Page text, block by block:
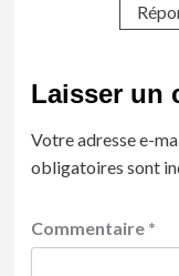
Laisser un
Votre adresse e-
obligatoires sont
Commentaire *